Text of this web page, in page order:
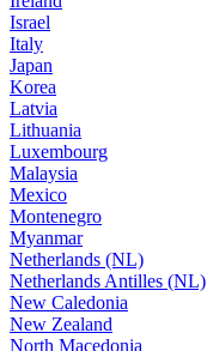
Israel
Italy
Japan
Korea
Latvia
Lithuania
Luxembourg
Malaysia
Mexico
Montenegro
Myanmar
Netherlands (NL)
Netherlands Antilles (NL)
New Caledonia
New Zealand
North Macedonia